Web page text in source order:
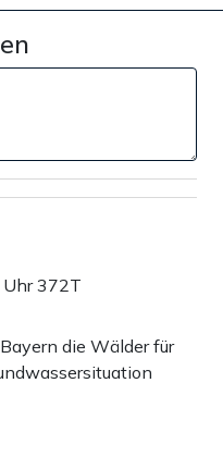
Uhr372T
die Wälder für